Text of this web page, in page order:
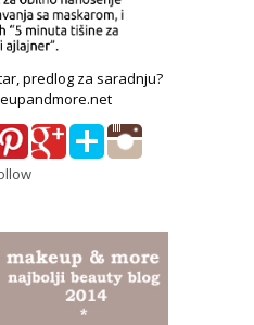
predlog za saradnju?